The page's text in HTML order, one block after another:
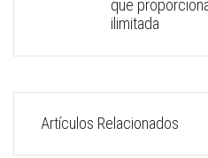
que
ilimitada
Artículos Relacionados